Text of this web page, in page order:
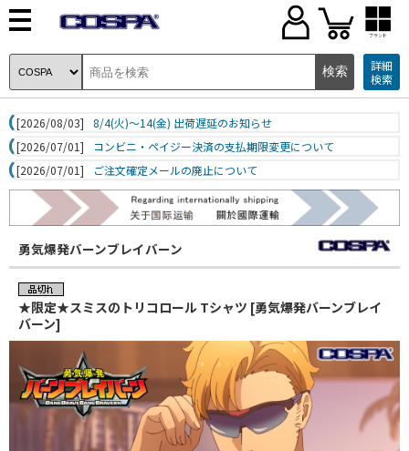
ブランド
詳細
検索
[2026/08/03]
8/4(火)～14(金) 出荷遅延のお知らせ
[2026/07/01]
コンビニ・ペイジー決済の支払期限変更について
[2026/07/01]
ご注文確定メールの廃止について
勇気爆発バーンブレイバーン
★限定★スミスのトリコロール Tシャツ [勇気爆発バーンブレイ
バーン]